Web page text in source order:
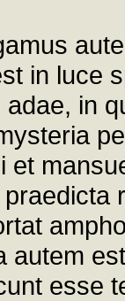
in luce
in
et
autem
esse